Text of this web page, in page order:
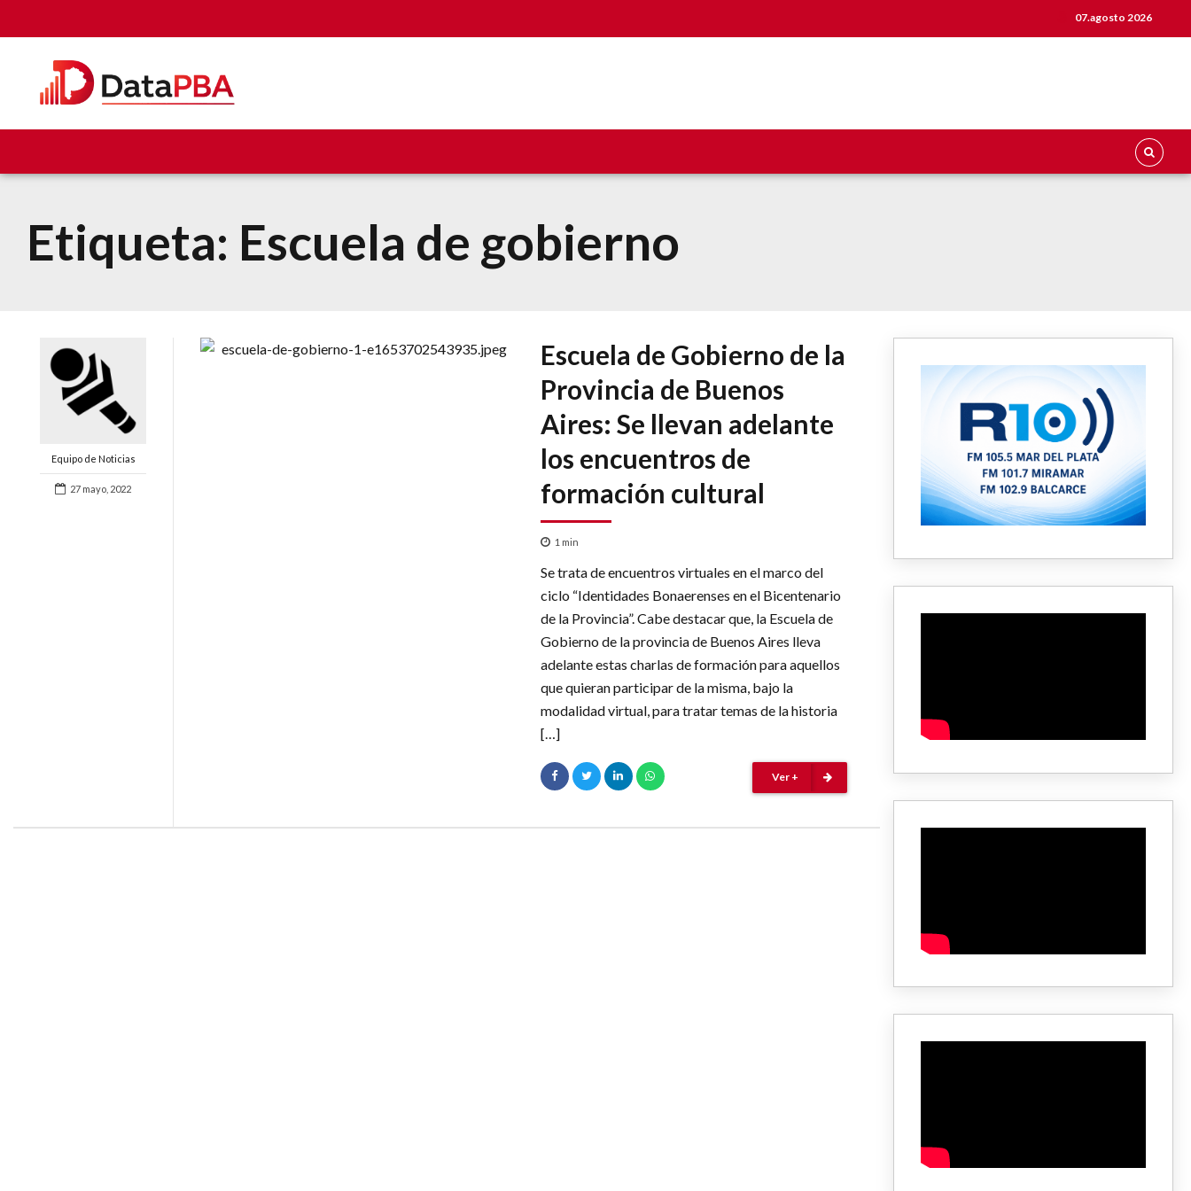
07.agosto 2026
Etiqueta: Escuela de gobierno
Equipo de Noticias
27 mayo, 2022
Escuela de Gobierno de la
Provincia de Buenos
Aires: Se llevan adelante
los encuentros de
formación cultural
1 min
Se trata de encuentros virtuales en el marco del
ciclo “Identidades Bonaerenses en el Bicentenario
de la Provincia”. Cabe destacar que, la Escuela de
Gobierno de la provincia de Buenos Aires lleva
adelante estas charlas de formación para aquellos
que quieran participar de la misma, bajo la
modalidad virtual, para tratar temas de la historia
[…]
Ver +